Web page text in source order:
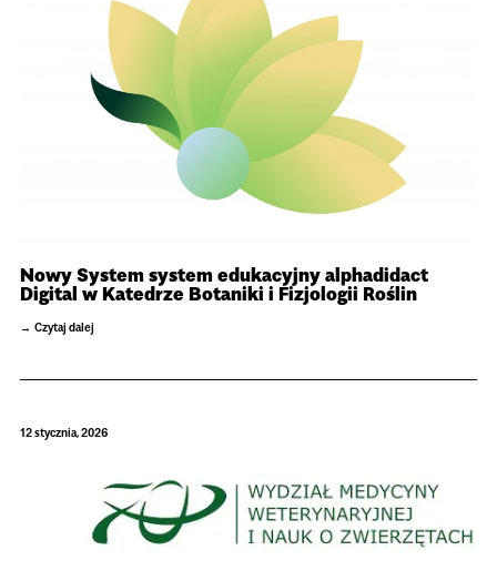
Nowy System system edukacyjny alphadidact
Digital w Katedrze Botaniki i Fizjologii Roślin
Czytaj dalej
12 stycznia, 2026